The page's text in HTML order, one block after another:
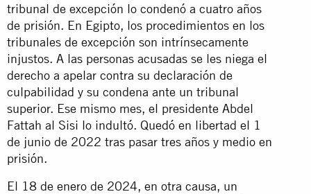
tribunal de excepción lo condenó a cuatro años
de prisión. En Egipto, los procedimientos en los
tribunales de excepción son intrínsecamente
injustos. A las personas acusadas se les niega el
derecho a apelar contra su declaración de
culpabilidad y su condena ante un tribunal
superior. Ese mismo mes, el presidente Abdel
Fattah al Sisi lo indultó. Quedó en libertad el 1
de junio de 2022 tras pasar tres años y medio en
prisión.
El 18 de enero de 2024, en otra causa, un